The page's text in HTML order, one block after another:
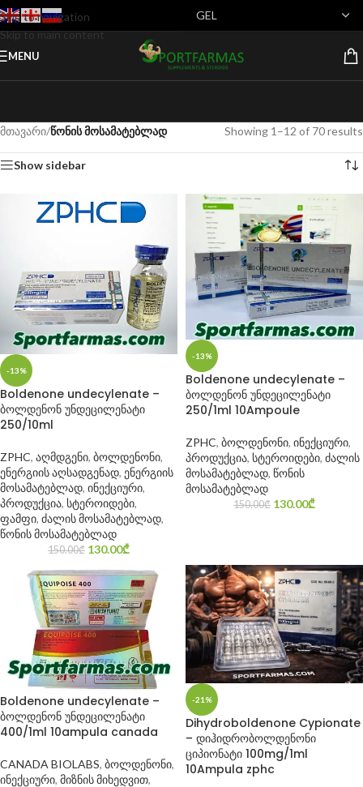
Skip to navigation
Skip to main content
MENU
მთავარი/წონის მოსამატებლად Showing 1–12 of 70 results
Show sidebar
-13%
Boldenone undecylenate –
ბოლდენონ უნდეცილენატი
250/10ml
ZPHC, აღმდგენი, ბოლდენონი,
ენერგიის აღსადგენად, ენერგიის
მოსამატებლად, ინექციური,
პროდუქცია, სტეროიდები,
ფამფი, ძალის მოსამატებლად,
წონის მოსამატებლად
150.00₾ 130.00₾
-13%
Boldenone undecylenate –
ბოლდენონ უნდეცილენატი
250/1ml 10Ampoule
ZPHC, ბოლდენონი, ინექციური,
პროდუქცია, სტეროიდები, ძალის
მოსამატებლად, წონის
მოსამატებლად
150.00₾ 130.00₾
Boldenone undecylenate –
ბოლდენონ უნდეცილენატი
400/1ml 10ampula canada
CANADA BIOLABS, ბოლდენონი,
ინექციური, მიზნის მიხედვით,
-21%
Dihydroboldenone Cypionate
– დიჰიდრობოლდენონი
ციპიონატი 100mg/1ml
10Ampula zphc